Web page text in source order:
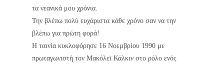
τα νεανικά μου χρόνια.
Την βλέπω πολύ ευχάριστα κάθε χρόνο σαν να την
βλέπω για πρώτη φορά!
Η ταινία κυκλοφόρησε 16 Νοεμβρίου 1990 με
πρωταγωνιστή τον Μακόλεϊ Κάλκιν στο ρόλο ενός